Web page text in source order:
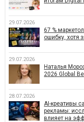
29.07.2026
67 %
ошибку, хотя
29.07.2026
Наталья
2026 Global
28.07.2026
AI-креативы
рекламы:
влияет на